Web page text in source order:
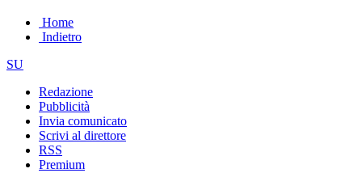
Home
Indietro
SU
Redazione
Pubblicità
Invia comunicato
Scrivi al direttore
RSS
Premium